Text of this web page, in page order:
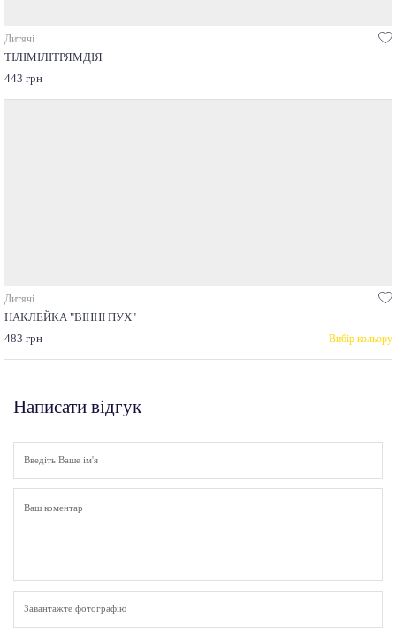
Дитячі
ТІЛІМІЛІТРЯМДІЯ
443 грн
Дитячі
НАКЛЕЙКА "ВІННІ ПУХ"
483 грн
Вибір кольору
Написати відгук
Завантажте фотографію